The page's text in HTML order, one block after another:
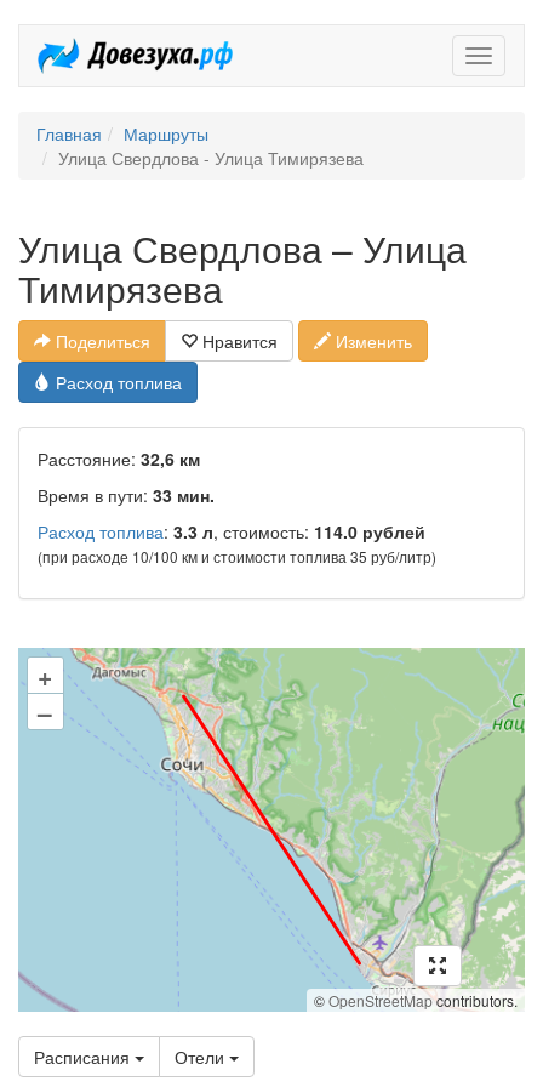
Главная
Маршруты
Улица Свердлова - Улица Тимирязева
Улица Свердлова – Улица
Тимирязева
Поделиться Нравится
Изменить
Расход топлива
Расстояние: 32,6 км
Время в пути: 33 мин.
Расход топлива: 3.3 л, стоимость: 114.0 рублей
(при расходе 10/100 км и стоимости топлива 35 руб/литр)
+
–
©OpenStreetMapcontributors.
Расписания Отели